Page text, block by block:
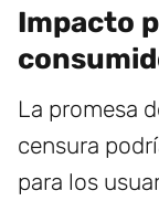
Impacto
La promesa
censura
para los